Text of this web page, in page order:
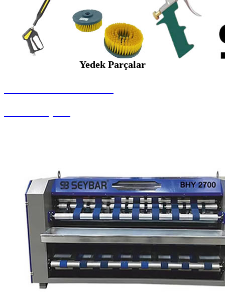
Yedek Parçalar